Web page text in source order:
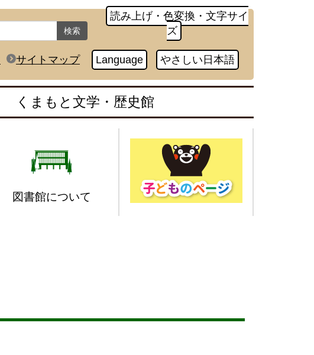
検索
読み上げ・色変換・文字サイ
ズ
サイトマップ Language やさしい日本語
くまもと文学・歴史館
図書館について